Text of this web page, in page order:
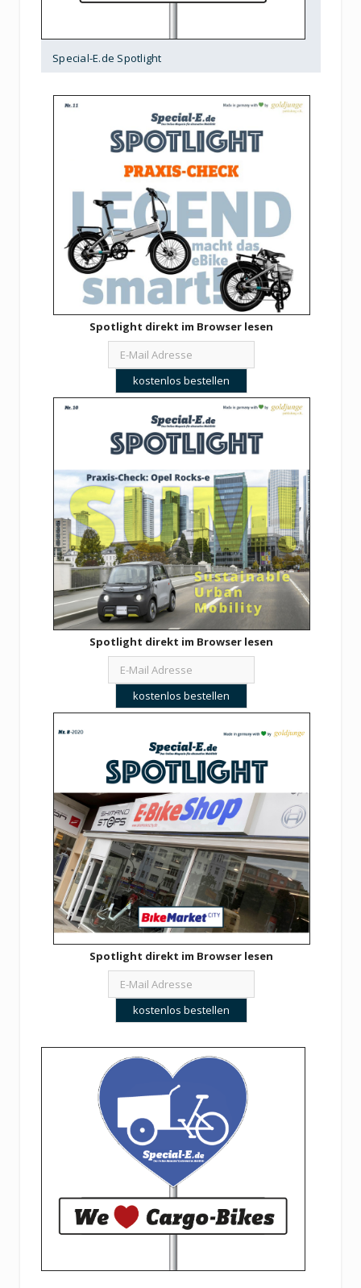
Special-E.de Spotlight
Spotlight direkt im Browser lesen
Spotlight direkt im Browser lesen
Spotlight direkt im Browser lesen